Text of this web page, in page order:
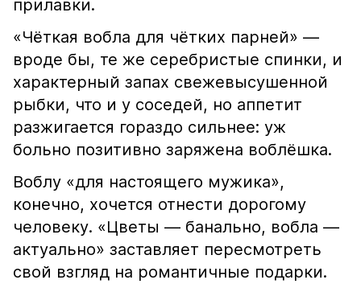
прилавки.
«Чёткая вобла для чётких парней» —
вроде бы, те же серебристые спинки, и
характерный запах свежевысушенной
рыбки, что и у соседей, но аппетит
разжигается гораздо сильнее: уж
больно позитивно заряжена воблёшка.
Воблу «для настоящего мужика»,
конечно, хочется отнести дорогому
человеку. «Цветы — банально, вобла —
актуально» заставляет пересмотреть
свой взгляд на романтичные подарки.